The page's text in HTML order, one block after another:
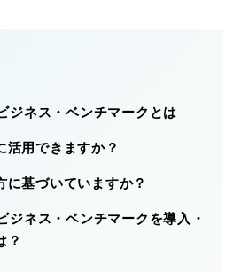
ジネス・ベンチマークとは
活用できますか？
に基づいていますか？
ネス・ベンチマークを導入・
？